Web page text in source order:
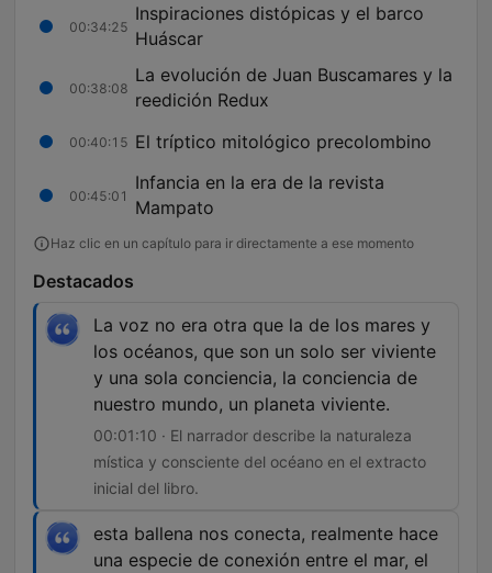
00:34:25
Inspiraciones distópicas y el barco
Huáscar
00:38:08
La evolución de Juan Buscamares y la
reedición Redux
00:40:15 El tríptico mitológico precolombino
00:45:01
Infancia en la era de la revista
Mampato
Haz clic en un capítulo para ir directamente a ese momento
Destacados
La voz no era otra que la de los mares y
los océanos, que son un solo ser viviente
y una sola conciencia, la conciencia de
nuestro mundo, un planeta viviente.
00:01:10 · El narrador describe la naturaleza
mística y consciente del océano en el extracto
inicial del libro.
esta ballena nos conecta, realmente hace
una especie de conexión entre el mar, el